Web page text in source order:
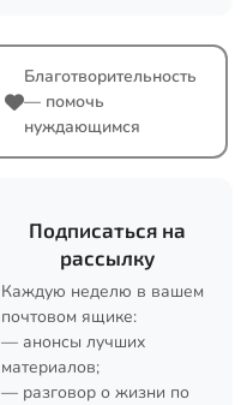
Благотворительность
— помочь
нуждающимся
Подписаться на
рассылку
Каждую неделю в вашем
почтовом ящике:
— анонсы лучших
материалов;
— разговор о жизни по